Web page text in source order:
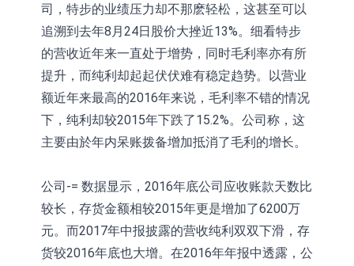
司，特步的业绩压力却不那麽轻松，这甚至可以
追溯到去年8月24日股价大挫近13%。细看特步
的营收近年来一直处于增势，同时毛利率亦有所
提升，而纯利却起起伏伏难有稳定趋势。以营业
额近年来最高的2016年来说，毛利率不错的情况
下，纯利却较2015年下跌了15.2%。公司称，这
主要由於年内呆账拨备增加抵消了毛利的增长。
公司-= 数据显示，2016年底公司应收账款天数比
较长，存货金额相较2015年更是增加了6200万
元。而2017年中报披露的营收纯利双双下滑，存
货较2016年底也大增。在2016年年报中透露，公